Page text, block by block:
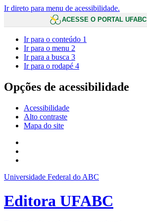
Ir direto para menu de acessibilidade.
ACESSE O PORTAL UFABC
Ir para o conteúdo 1
Ir para o menu 2
Ir para a busca 3
Ir para o rodapé 4
Opções de acessibilidade
Acessibilidade
Alto contraste
Mapa do site
Universidade Federal do ABC
Editora UFABC